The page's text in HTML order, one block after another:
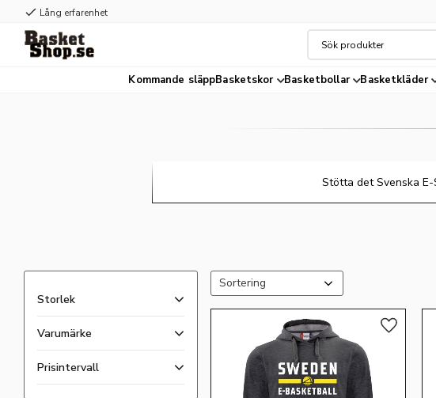
check Lång erfarenhet
Kommande släppBasketskor Basketbollar Basketkläder
Stötta det Svenska
Prisintervall
Sweden E-Basketball
Storlek
116
128
140
Välj sortering
Lägg till i